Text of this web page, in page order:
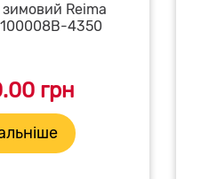
зимовий Reima
4350
грн